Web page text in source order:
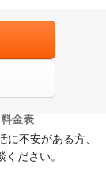
料金表
不安がある方、
ださい。